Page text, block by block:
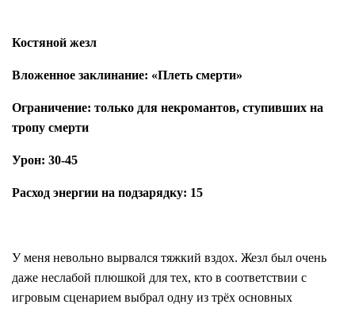
Костяной жезл
Вложенное заклинание: «Плеть смерти»
Ограничение: только для некромантов, ступивших на
тропу смерти
Урон: 30-45
Расход энергии на подзарядку: 15
У меня невольно вырвался тяжкий вздох. Жезл был очень
даже неслабой плюшкой для тех, кто в соответствии с
игровым сценарием выбрал одну из трёх основных